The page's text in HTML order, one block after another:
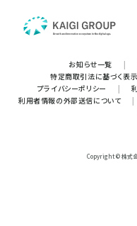
お知らせ一覧 |
特定商取引法に基づく表示
プライバシーポリシー
|
利用者情報の外部送信について
|
Copyright © 株式